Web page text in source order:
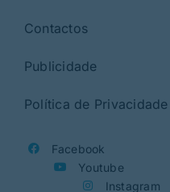
Contactos
Publicidade
Política de Privacidade
Facebook
Youtube
Instagram